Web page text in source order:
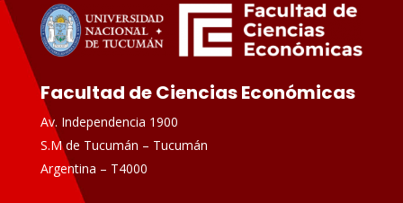
Facultad de Ciencias Económicas
Av. Independencia 1900
S.M de Tucumán – Tucumán
Argentina – T4000